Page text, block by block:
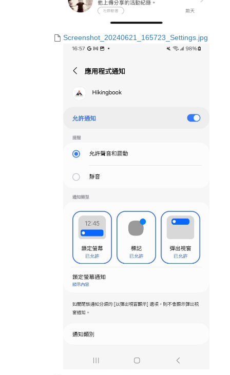
Screenshot_20240621_165723_Settings.jpg